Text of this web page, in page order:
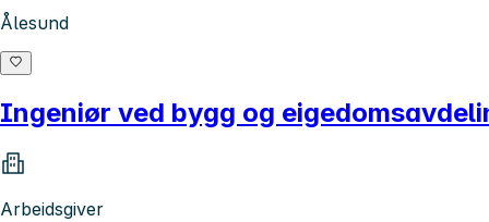
Ålesund
Ingeniør ved bygg og
Arbeidsgiver